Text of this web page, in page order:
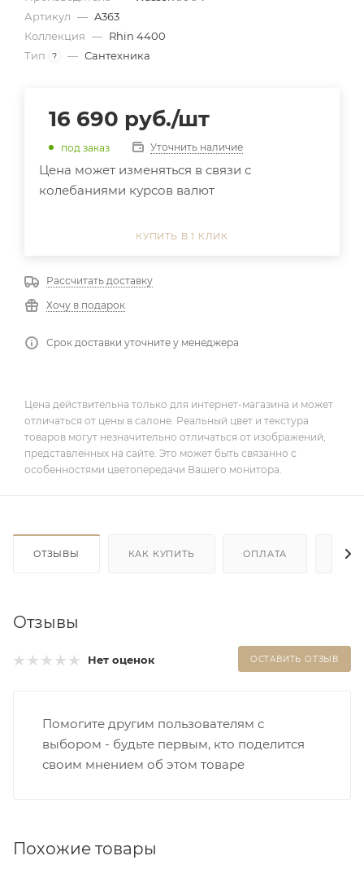
Артикул — A363
Коллекция — Rhin 4400
Тип
? — Сантехника
16 690 руб./шт
под заказ Уточнить наличие
Цена может изменяться в связи с
колебаниями курсов валют
КУПИТЬ В 1 КЛИК
Рассчитать доставку
Хочу в подарок
Срок доставки уточните у менеджера
Цена действительна только для интернет-магазина и может
отличаться от цены в салоне. Реальный цвет и текстура
товаров могут незначительно отличаться от изображений,
представленных на сайте. Это может быть связанно с
особенностями цветопередачи Вашего монитора.
ОТЗЫВЫ КАК КУПИТЬ ОПЛАТА
Отзывы
Нет оценок ОСТАВИТЬ ОТЗЫВ
Помогите другим пользователям с
выбором - будьте первым, кто поделится
своим мнением об этом товаре
Похожие товары